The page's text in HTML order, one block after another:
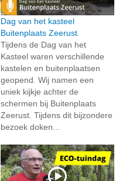
Dag van het kasteel
Buitenplaats Zeerust
Tijdens de Dag van het
Kasteel waren verschillende
kastelen en buitenplaatsen
geopend. Wij namen een
uniek kijkje achter de
schermen bij Buitenplaats
Zeerust. Tijdens dit bijzondere
bezoek doken...